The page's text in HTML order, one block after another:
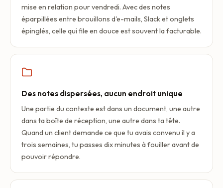
mise en relation pour vendredi. Avec des notes
éparpillées entre brouillons d'e-mails, Slack et onglets
épinglés, celle qui file en douce est souvent la facturable.
Des notes dispersées, aucun endroit unique
Une partie du contexte est dans un document, une autre
dans ta boîte de réception, une autre dans ta tête.
Quand un client demande ce que tu avais convenu il y a
trois semaines, tu passes dix minutes à fouiller avant de
pouvoir répondre.